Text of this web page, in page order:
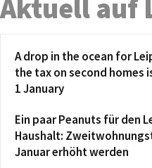
Aktuell auf
A drop in the ocean for
the tax on second homes
1 January
Ein paar Peanuts für den
Haushalt:
Januar erhöht werden